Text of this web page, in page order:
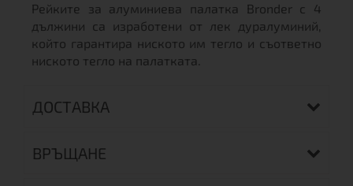
Рейките за алуминиева палатка Bronder с 4
дължини са изработени от лек дуралуминий,
който гарантира ниското им тегло и съответно
ниското тегло на палатката.
ДОСТАВКА
ВРЪЩАНЕ